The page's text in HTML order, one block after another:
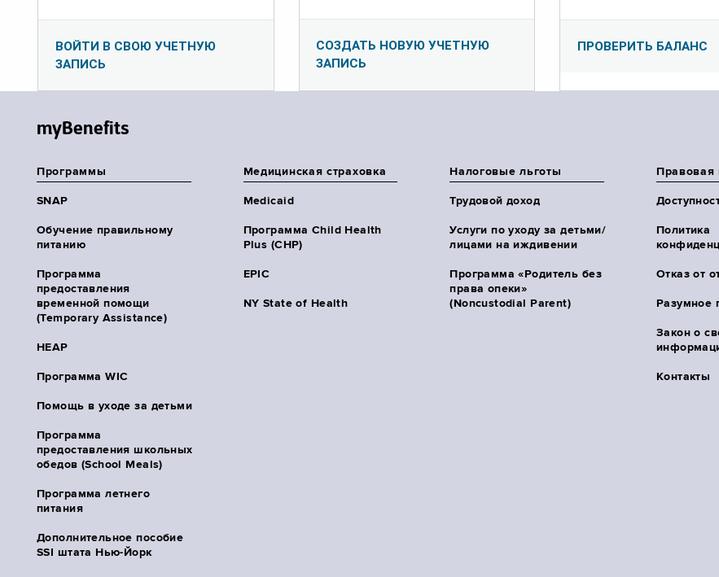
ВОЙТИ В СВОЮ УЧЕТНУЮ
ЗАПИСЬ
СОЗДАТЬ НОВУЮ УЧЕТНУЮ
ЗАПИСЬ
ПРОВЕРИТЬ БАЛАНС
myBenefits
Программы
SNAP
Обучение правильному
питанию
Программа
предоставления
временной помощи
(Temporary Assistance)
HEAP
Программа WIC
Помощь в уходе за детьми
Программа
предоставления школьных
обедов (School Meals)
Программа летнего
питания
Дополнительное пособие
SSI штата Нью-Йорк
Медицинская страховка
Medicaid
Программа Child Health
Plus (CHP)
EPIC
NY State of Health
Налоговые льготы
Трудовой доход
Услуги по уходу за детьми/
лицами на иждивении
Программа «Родитель без
права опеки»
(Noncustodial Parent)
Политика
Отказ от
Разумное
Закон о
Контакты